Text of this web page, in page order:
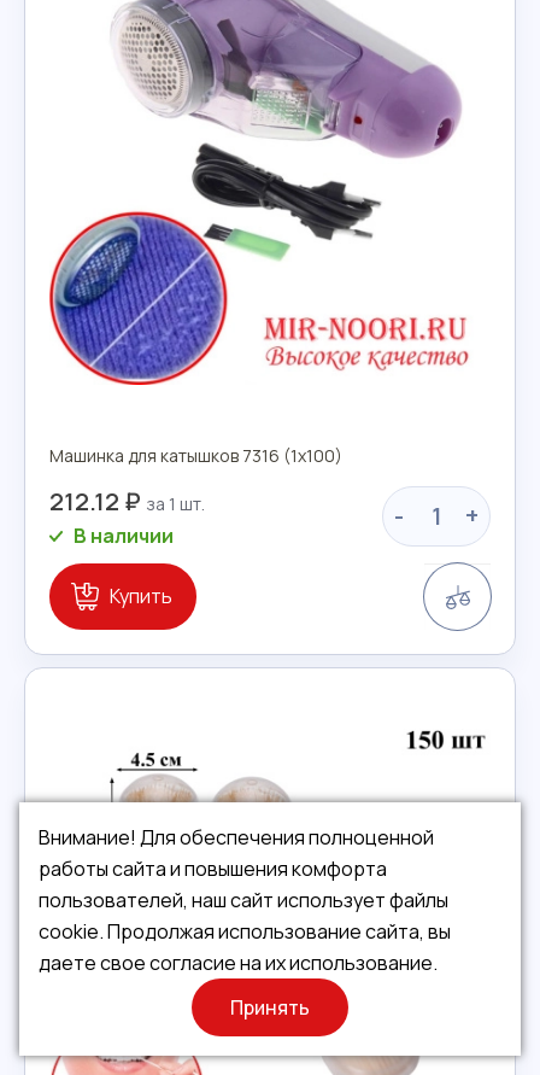
Машинка для катышков 7316 (1х100)
212.12 ₽ - +
В наличии
Купить
Внимание! Для обеспечения полноценной
работы сайта и повышения комфорта
пользователей, наш сайт использует файлы
cookie. Продолжая использование сайта, вы
даете свое согласие на их использование.
Принять